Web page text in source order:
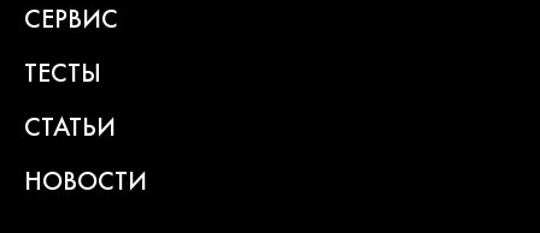
СЕРВИС
ТЕСТЫ
СТАТЬИ
НОВОСТИ